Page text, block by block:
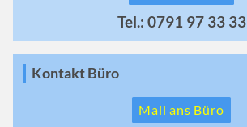
Tel.: 0791 97 33 33
Kontakt Büro
Mail ans Büro